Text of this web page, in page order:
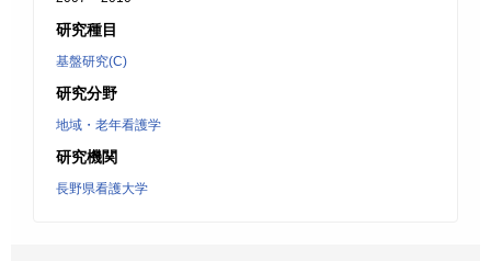
研究種目
基盤研究(C)
研究分野
地域・老年看護学
研究機関
長野県看護大学